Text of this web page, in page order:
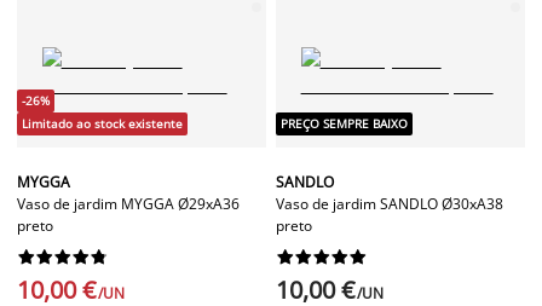
-26%
Limitado ao stock existente
MYGGA
Vaso de jardim MYGGA Ø29xA36
preto






10,00 €/UN
PREÇO SEMPRE BAIXO
SANDLO
Vaso de jardim SANDLO Ø30xA38
preto






10,00 €/UN